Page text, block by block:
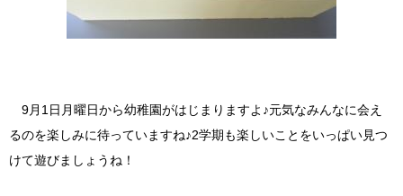
9月1日月曜日から幼稚園がはじまりますよ♪元気なみんなに会え
るのを楽しみに待っていますね♪2学期も楽しいことをいっぱい見つ
けて遊びましょうね！